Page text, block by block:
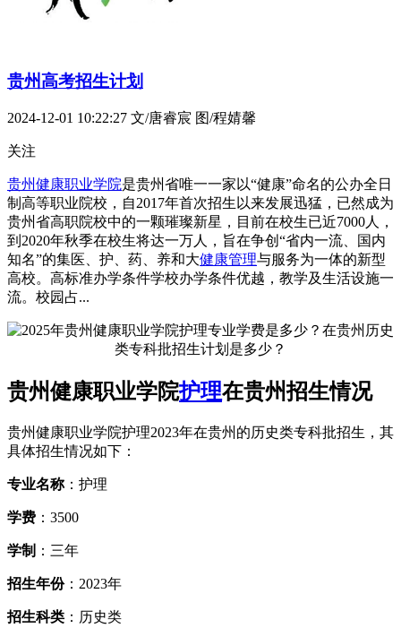
贵州高考招生计划
2024-12-01 10:22:27 文/唐睿宸 图/程婧馨
关注
贵州健康职业学院是贵州省唯一一家以“健康”命名的公办全日
制高等职业院校，自2017年首次招生以来发展迅猛，已然成为
贵州省高职院校中的一颗璀璨新星，目前在校生已近7000人，
到2020年秋季在校生将达一万人，旨在争创“省内一流、国内
知名”的集医、护、药、养和大健康管理与服务为一体的新型
高校。高标准办学条件学校办学条件优越，教学及生活设施一
流。校园占...
贵州健康职业学院护理在贵州招生情况
贵州健康职业学院护理2023年在贵州的历史类专科批招生，其
具体招生情况如下：
专业名称：护理
学费 ：3500
学制 ：三年
招生年份：2023年
招生科类 ：历史类